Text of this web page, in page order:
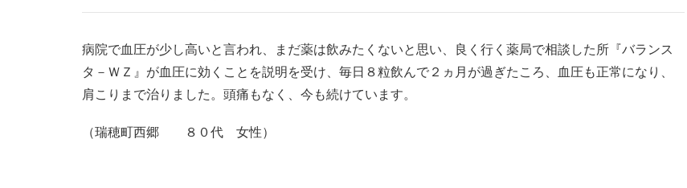
病院で血圧が少し高いと言われ、まだ薬は飲みたくないと思い、良く行く薬局で相談した所『バランス
タ－ＷＺ』が血圧に効くことを説明を受け、毎日８粒飲んで２ヵ月が過ぎたころ、血圧も正常になり、
肩こりまで治りました。頭痛もなく、今も続けています。
（瑞穂町西郷 ８０代 女性）